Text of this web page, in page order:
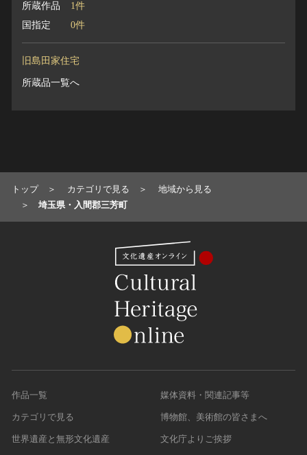
文化遺産データベース
国指定文化財等データベース
所蔵作品
1件
国指定
0件
旧島田家住宅
所蔵品一覧へ
トップ カテゴリで見る
地域から見る
埼玉県・入間郡三芳町
作品一覧
カテゴリで見る
世界遺産と無形文化遺産
媒体資料・関連記事等
博物館、美術館の皆さまへ
文化庁よりご挨拶